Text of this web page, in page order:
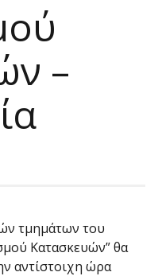
–
τμημάτων του
Κατασκευών” θα
αντίστοιχη ώρα